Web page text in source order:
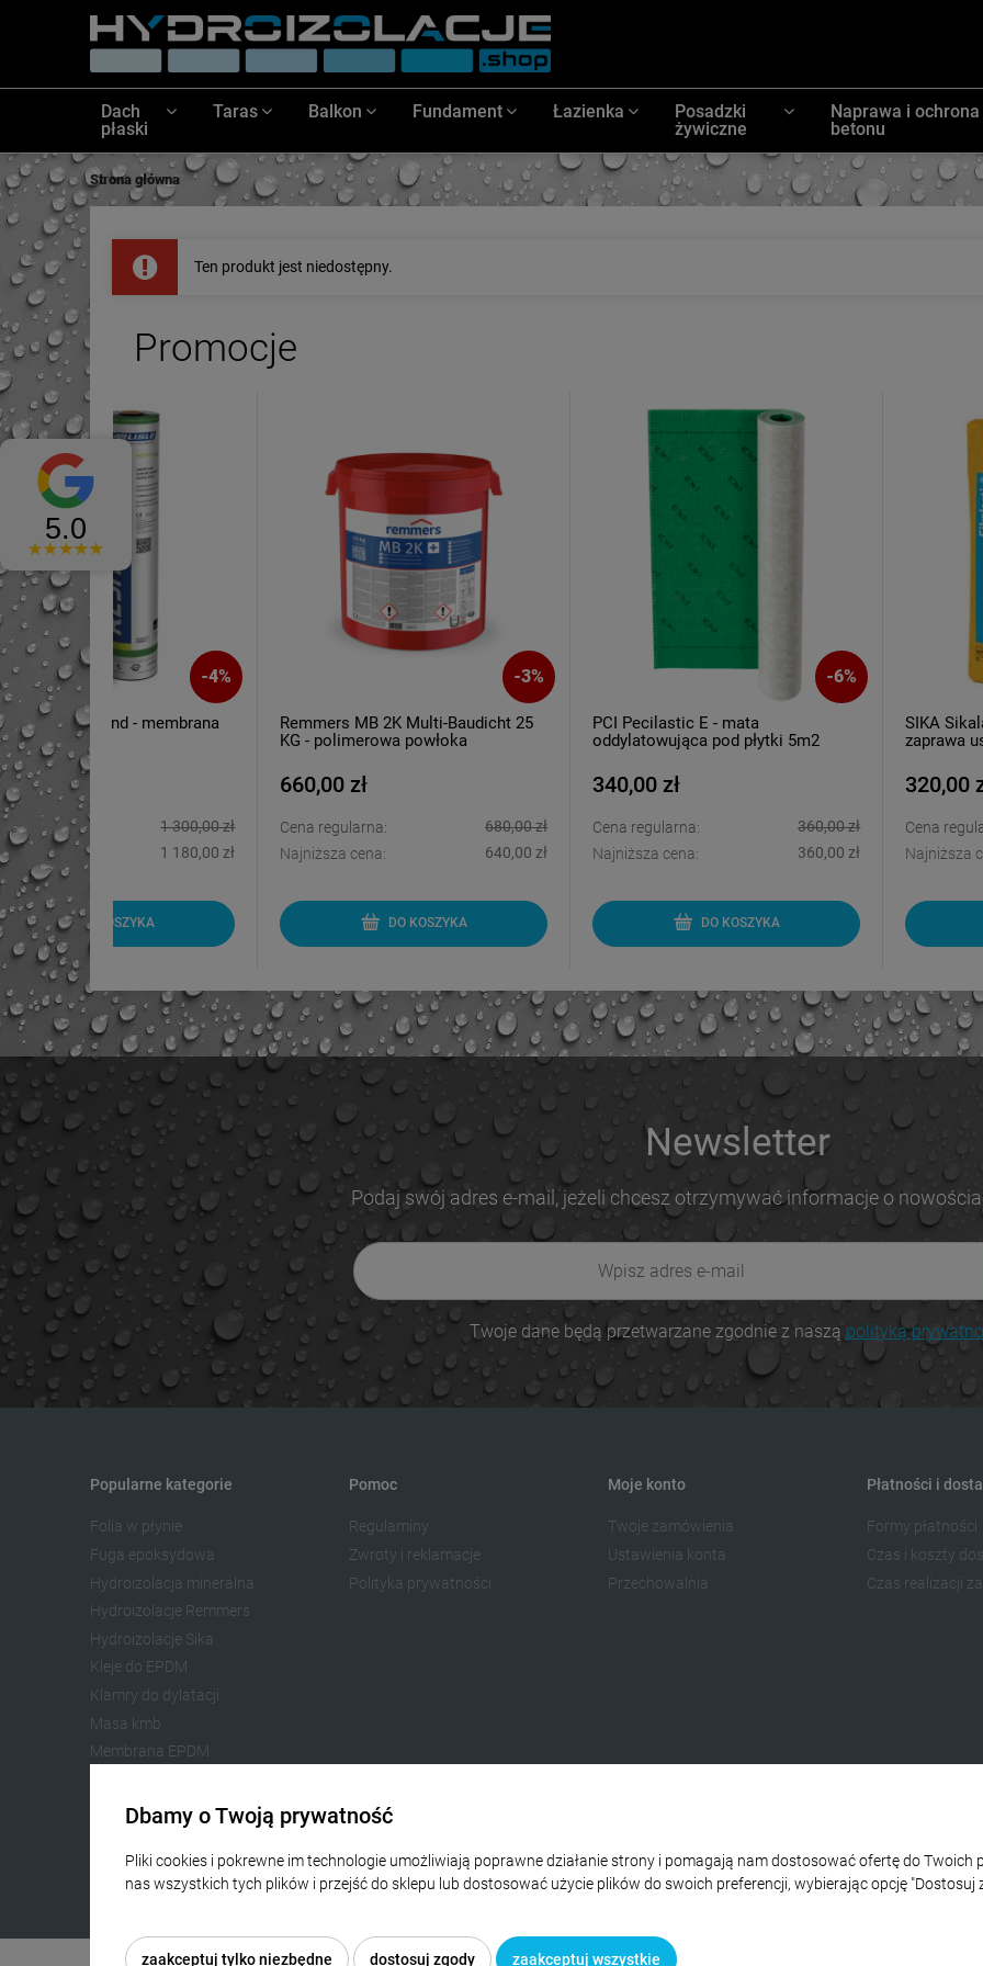
Dach
płaski
Taras Balkon Fundament Łazienka
Posadzki
żywiczne
Naprawa i ochrona
betonu
Strona główna
Ten produkt jest niedostępny.
Promocje
-4
1 300,00 zł
1 180,00 zł
Remmers MB 2K Multi-Baudicht 25
KG - polimerowa powłoka
Cena regularna:
680,00 zł
Najniższa cena:
640,00 zł
DO KOSZYKA
-6%
PCI Pecilastic E - mata
oddylatowująca pod płytki 5m2
Cena regularna:
360,00 zł
Najniższa cena:
360,00 zł
DO KOSZYKA
SIKA Sikalastic 1K RS -
zaprawa uszczelniająca 20kg
Cena regularna:
Najniższa cena:
DO KOSZYKA
Newsletter
Podaj swój adres e-mail, jeżeli chcesz otrzymywać informacje o
Twoje dane będą przetwarzane zgodnie z naszą polityką
Popularne kategorie
Folia w płynie
Fuga epoksydowa
Hydroizolacja mineralna
Hydroizolacje Remmers
Hydroizolacje Sika
Kleje do EPDM
Klamry do dylatacji
Masa kmb
Membrana EPDM
Żywica epoksydowa
Żywica na taras
Pomoc
Regulaminy
Zwroty i reklamacje
Polityka prywatności
Moje konto
Twoje zamówienia
Ustawienia konta
Przechowalnia
Płatności i
Formy płatności
Czas i koszty
Czas realizacji
Dbamy o Twoją prywatność
Pliki cookies i pokrewne im technologie umożliwiają poprawne działanie strony i pomagają nam dostosować ofertę do
nas wszystkich tych plików i przejść do sklepu lub dostosować użycie plików do swoich preferencji, wybierając opcję "Dostosuj
zaakceptuj tylko niezbędne dostosuj zgody zaakceptuj wszystkie